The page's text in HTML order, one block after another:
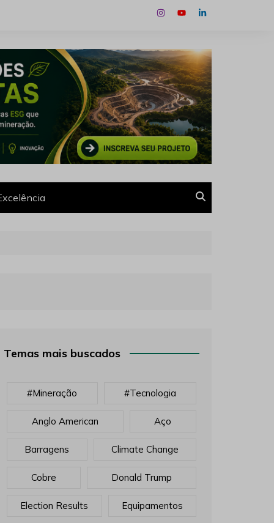
Temas mais buscados
#mineração #tecnologia
Anglo American Aço
Barragens Climate Change
Cobre Donald Trump
Election Results Equipamentos